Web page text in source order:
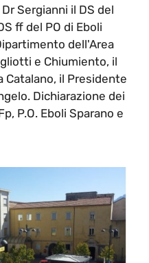
Sergianni il DS del
ff del PO di Eboli
dell'Area
e Chiumiento, il
Catalano, il Presidente
Dichiarazione dei
P.O. Eboli Sparano e